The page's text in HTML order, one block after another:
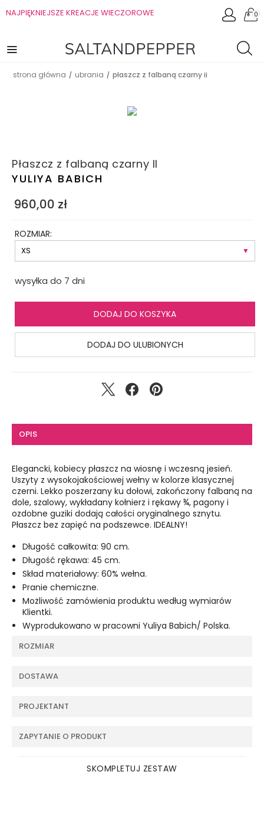
NAJPIĘKNIEJSZE KREACJE WIECZOROWE 0
strona główna / ubrania / płaszcz z falbaną czarny ii
Płaszcz z falbaną czarny II
YULIYA BABICH
960,00 zł
ROZMIAR:
wysyłka do 7 dni
DODAJ DO KOSZYKA
DODAJ DO ULUBIONYCH
OPIS
Elegancki, kobiecy płaszcz na wiosnę i wczesną jesień.
Uszyty z wysokojakościowej wełny w kolorze klasycznej
czerni. Lekko poszerzany ku dołowi, zakończony falbaną na
dole, szalowy, wykładany kołnierz i rękawy ¾, pagony i
ozdobne guziki dodają całości oryginalnego sznytu.
Płaszcz bez zapięć na podszewce. IDEALNY!
Długość całkowita: 90 cm.
Długość rękawa: 45 cm.
Skład materiałowy: 60% wełna.
Pranie chemiczne.
Możliwość zamówienia produktu według wymiarów
Klientki.
Wyprodukowano w pracowni Yuliya Babich/ Polska.
ROZMIAR
DOSTAWA
PROJEKTANT
ZAPYTANIE O PRODUKT
SKOMPLETUJ ZESTAW